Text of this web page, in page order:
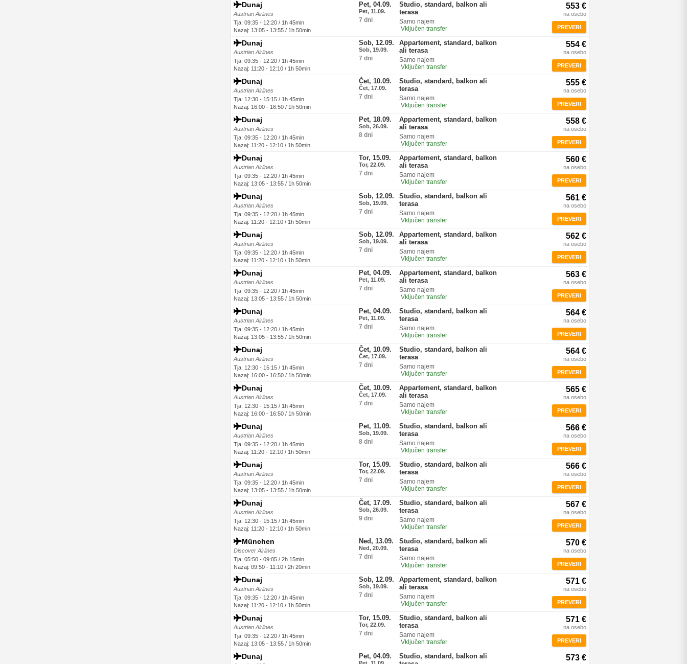
Dunaj
Austrian Airlines
Tja: 09:35 - 12:20 / 1h 45min
Nazaj: 13:05 - 13:55 / 1h 50min
Pet, 04.09.
Pet, 11.09.
7 dni
Studio, standard, balkon ali
terasa
Samo najem
Vključen transfer
553 €
na osebo
PREVERI
Dunaj
Austrian Airlines
Tja: 09:35 - 12:20 / 1h 45min
Nazaj: 11:20 - 12:10 / 1h 50min
Sob, 12.09.
Sob, 19.09.
7 dni
Appartement, standard, balkon
ali terasa
Samo najem
Vključen transfer
554 €
na osebo
PREVERI
Dunaj
Austrian Airlines
Tja: 12:30 - 15:15 / 1h 45min
Nazaj: 16:00 - 16:50 / 1h 50min
Čet, 10.09.
Čet, 17.09.
7 dni
Studio, standard, balkon ali
terasa
Samo najem
Vključen transfer
555 €
na osebo
PREVERI
Dunaj
Austrian Airlines
Tja: 09:35 - 12:20 / 1h 45min
Nazaj: 11:20 - 12:10 / 1h 50min
Pet, 18.09.
Sob, 26.09.
8 dni
Appartement, standard, balkon
ali terasa
Samo najem
Vključen transfer
558 €
na osebo
PREVERI
Dunaj
Austrian Airlines
Tja: 09:35 - 12:20 / 1h 45min
Nazaj: 13:05 - 13:55 / 1h 50min
Tor, 15.09.
Tor, 22.09.
7 dni
Appartement, standard, balkon
ali terasa
Samo najem
Vključen transfer
560 €
na osebo
PREVERI
Dunaj
Austrian Airlines
Tja: 09:35 - 12:20 / 1h 45min
Nazaj: 11:20 - 12:10 / 1h 50min
Sob, 12.09.
Sob, 19.09.
7 dni
Studio, standard, balkon ali
terasa
Samo najem
Vključen transfer
561 €
na osebo
PREVERI
Dunaj
Austrian Airlines
Tja: 09:35 - 12:20 / 1h 45min
Nazaj: 11:20 - 12:10 / 1h 50min
Sob, 12.09.
Sob, 19.09.
7 dni
Appartement, standard, balkon
ali terasa
Samo najem
Vključen transfer
562 €
na osebo
PREVERI
Dunaj
Austrian Airlines
Tja: 09:35 - 12:20 / 1h 45min
Nazaj: 13:05 - 13:55 / 1h 50min
Pet, 04.09.
Pet, 11.09.
7 dni
Appartement, standard, balkon
ali terasa
Samo najem
Vključen transfer
563 €
na osebo
PREVERI
Dunaj
Austrian Airlines
Tja: 09:35 - 12:20 / 1h 45min
Nazaj: 13:05 - 13:55 / 1h 50min
Pet, 04.09.
Pet, 11.09.
7 dni
Studio, standard, balkon ali
terasa
Samo najem
Vključen transfer
564 €
na osebo
PREVERI
Dunaj
Austrian Airlines
Tja: 12:30 - 15:15 / 1h 45min
Nazaj: 16:00 - 16:50 / 1h 50min
Čet, 10.09.
Čet, 17.09.
7 dni
Studio, standard, balkon ali
terasa
Samo najem
Vključen transfer
564 €
na osebo
PREVERI
Dunaj
Austrian Airlines
Tja: 12:30 - 15:15 / 1h 45min
Nazaj: 16:00 - 16:50 / 1h 50min
Čet, 10.09.
Čet, 17.09.
7 dni
Appartement, standard, balkon
ali terasa
Samo najem
Vključen transfer
565 €
na osebo
PREVERI
Dunaj
Austrian Airlines
Tja: 09:35 - 12:20 / 1h 45min
Nazaj: 11:20 - 12:10 / 1h 50min
Pet, 11.09.
Sob, 19.09.
8 dni
Studio, standard, balkon ali
terasa
Samo najem
Vključen transfer
566 €
na osebo
PREVERI
Dunaj
Austrian Airlines
Tja: 09:35 - 12:20 / 1h 45min
Nazaj: 13:05 - 13:55 / 1h 50min
Tor, 15.09.
Tor, 22.09.
7 dni
Studio, standard, balkon ali
terasa
Samo najem
Vključen transfer
566 €
na osebo
PREVERI
Dunaj
Austrian Airlines
Tja: 12:30 - 15:15 / 1h 45min
Nazaj: 11:20 - 12:10 / 1h 50min
Čet, 17.09.
Sob, 26.09.
9 dni
Studio, standard, balkon ali
terasa
Samo najem
Vključen transfer
567 €
na osebo
PREVERI
München
Discover Airlines
Tja: 05:50 - 09:05 / 2h 15min
Nazaj: 09:50 - 11:10 / 2h 20min
Ned, 13.09.
Ned, 20.09.
7 dni
Studio, standard, balkon ali
terasa
Samo najem
Vključen transfer
570 €
na osebo
PREVERI
Dunaj
Austrian Airlines
Tja: 09:35 - 12:20 / 1h 45min
Nazaj: 11:20 - 12:10 / 1h 50min
Sob, 12.09.
Sob, 19.09.
7 dni
Appartement, standard, balkon
ali terasa
Samo najem
Vključen transfer
571 €
na osebo
PREVERI
Dunaj
Austrian Airlines
Tja: 09:35 - 12:20 / 1h 45min
Nazaj: 13:05 - 13:55 / 1h 50min
Tor, 15.09.
Tor, 22.09.
7 dni
Studio, standard, balkon ali
terasa
Samo najem
Vključen transfer
571 €
na osebo
PREVERI
Dunaj Pet, 04.09.
Studio, standard, balkon ali
573 €